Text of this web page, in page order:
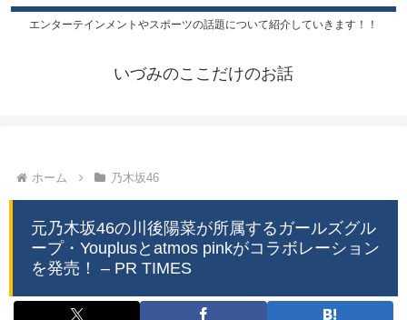
エンターテインメントやスポーツの話題について紹介していきます！！
いづみのここだけのお話
ホーム 乃木坂46
元乃木坂46の川後陽菜が所属するガールズグル
ープ・Youplusとatmos pinkがコラボレーション
を発売！ – PR TIMES